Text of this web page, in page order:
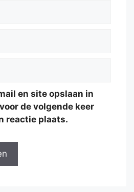
en site opslaan in
de volgende keer
reactie plaats.